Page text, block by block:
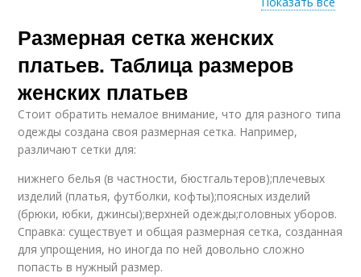
Женские мерки Женская куртка
Размерная сетка женских
платьев. Таблица размеров
женских платьев
Стоит обратить немалое внимание, что для разного типа
одежды создана своя размерная сетка. Например,
различают сетки для:
нижнего белья (в частности, бюстгальтеров);плечевых
изделий (платья, футболки, кофты);поясных изделий
(брюки, юбки, джинсы);верхней одежды;головных уборов.
Справка: существует и общая размерная сетка, созданная
для упрощения, но иногда по ней довольно сложно
попасть в нужный размер.